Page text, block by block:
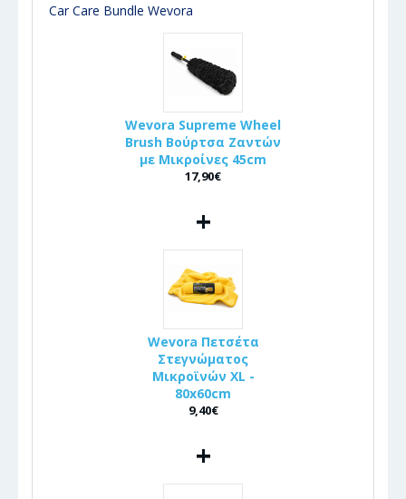
Car Care Bundle Wevora
Wevora Supreme Wheel
Brush Βούρτσα Ζαντών
με Μικροίνες 45cm
17,90€
+
Wevora Πετσέτα
Στεγνώματος
Μικροϊνών XL -
80x60cm
9,40€
+